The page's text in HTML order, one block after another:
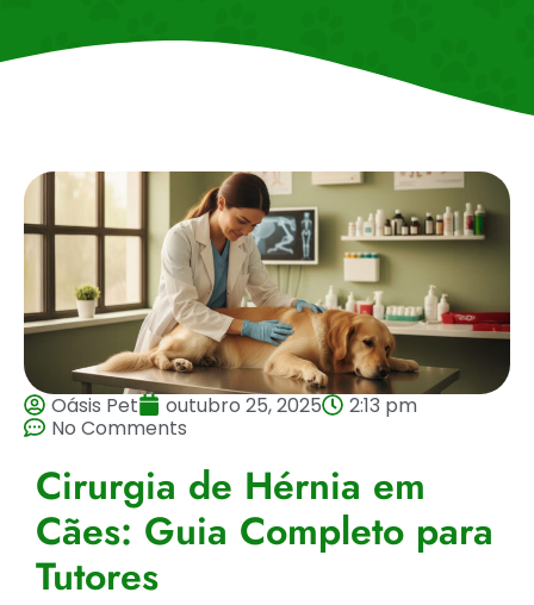
Oásis Pet outubro 25, 2025
2:13 pm
No Comments
Cirurgia de Hérnia em
Cães: Guia Completo para
Tutores